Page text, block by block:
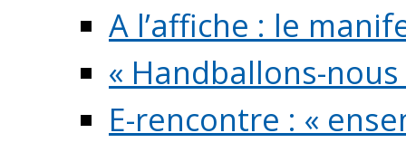
A l’affiche : le
« Handballons-
E-rencontre : «